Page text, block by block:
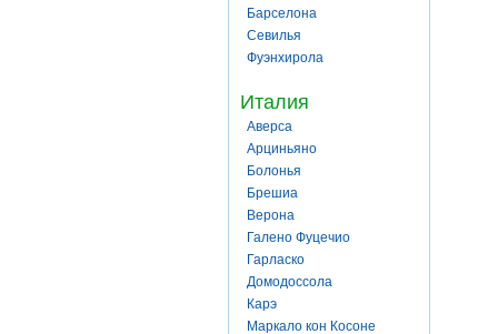
Барселона
Севилья
Фуэнхирола
Италия
Аверса
Арциньяно
Болонья
Брешиа
Верона
Галено Фуцечио
Гарласко
Домодоссола
Карэ
Маркало кон Косоне